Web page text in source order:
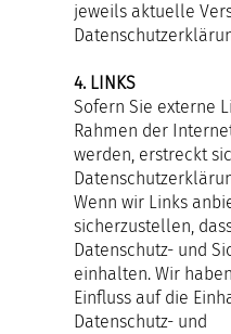
jeweils aktuelle
4. LINKS
Sofern Sie externe
Rahmen der
werden, erstreckt
Wenn wir Links
sicherzustellen,
Datenschutz- und
einhalten. Wir
Einfluss auf die
Datenschutz- und